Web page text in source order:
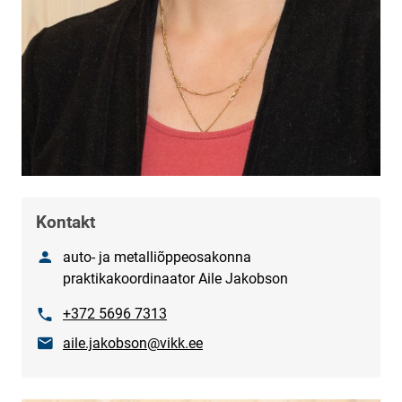
Kontakt
Nimetusauto- ja metalliõppeosakonna
praktikakoordinaator Aile Jakobson
Phone+372 5696 7313
E-mailaile.jakobson@vikk.ee